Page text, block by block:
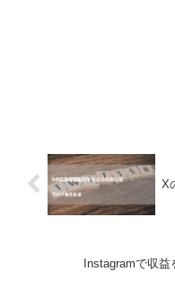
X
Instagramで収